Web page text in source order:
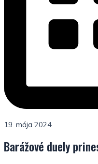
19. mája 2024
Barážové duely